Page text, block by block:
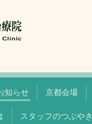
知らせ 京都会場
スタッフのつぶやき